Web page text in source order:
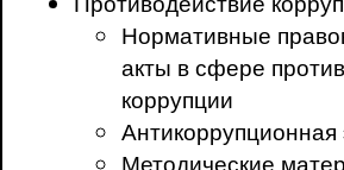
Нормативные
акты в сфере
коррупции
Антикоррупционная
Методические